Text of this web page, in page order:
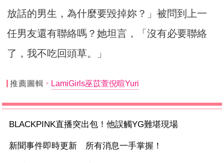
放話的男生，為什麼要毀掉妳？」被問到上一
任男友還有聯絡嗎？她坦言，「沒有必要聯絡
了，我不吃回頭草。」
推薦圖輯 LamiGirls巫苡萱倪暄Yuri
BLACKPINK直播突出包！他誤觸YG難堪現場
新聞事件即時更新 所有消息一手掌握！